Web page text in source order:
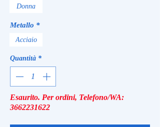
Donna
Metallo *
Acciaio
Quantità *
Esaurito. Per ordini, Telefono/WA:
3662231622